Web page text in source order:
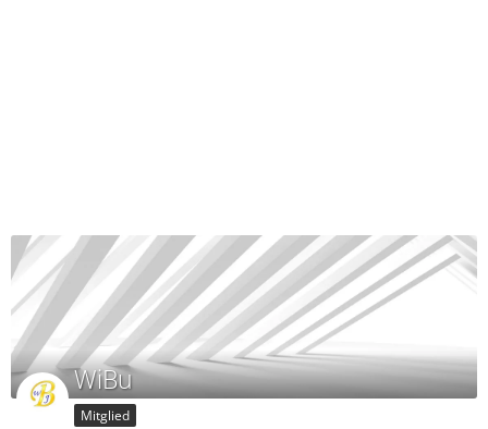
WiBu
Mitglied